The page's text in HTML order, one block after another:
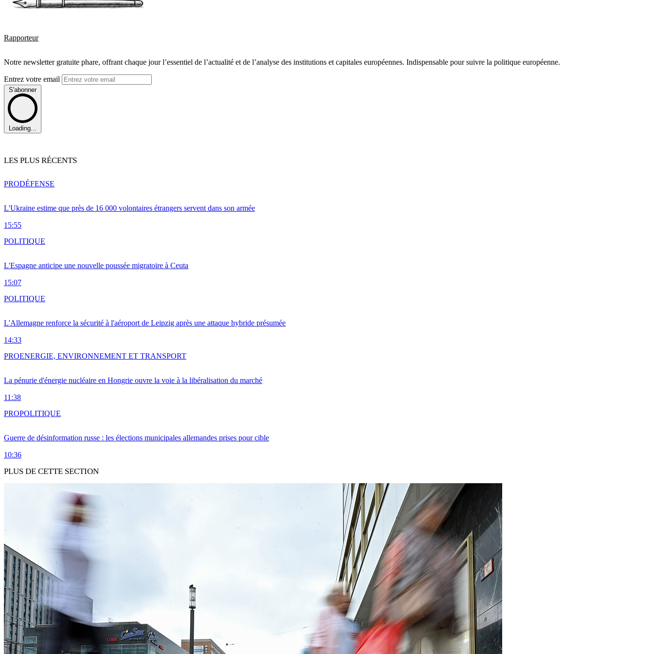
Rapporteur
Notre newsletter gratuite phare, offrant chaque jour l’essentiel de l’actualité et de l’analyse des institutions et capitales européennes. Indispensable pour suivre la politique européenne.
Entrez votre email
S'abonner
Loading...
LES PLUS RÉCENTS
L'Ukraine estime que près de 16 000 volontaires étrangers servent dans son armée
15:55
PRODÉFENSE
L'Espagne anticipe une nouvelle poussée migratoire à Ceuta
15:07
POLITIQUE
L'Allemagne renforce la sécurité à l'aéroport de Leipzig après une attaque hybride présumée
14:33
POLITIQUE
La pénurie d'énergie nucléaire en Hongrie ouvre la voie à la libéralisation du marché
11:38
PROENERGIE, ENVIRONNEMENT ET TRANSPORT
Guerre de désinformation russe : les élections municipales allemandes prises pour cible
10:36
PROPOLITIQUE
PLUS DE CETTE SECTION